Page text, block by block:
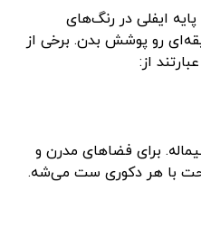
ایفلی در رنگ‌های
رو پوشش بدن. برخی از
از:
برای فضاهای مدرن و
با هر دکوری ست می‌شه.